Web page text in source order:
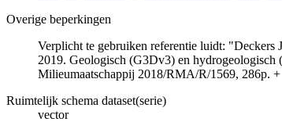
Overige beperkingen
Verplicht te gebruiken referentie luidt:
2019. Geologisch (G3Dv3) en
Milieumaatschappij 2018/RMA/R/1569, 286p.
Ruimtelijk schema dataset(serie)
vector